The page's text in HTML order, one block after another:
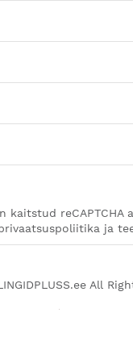
kaitstud reCAPTCHA
privaatsuspoliitika ja
All